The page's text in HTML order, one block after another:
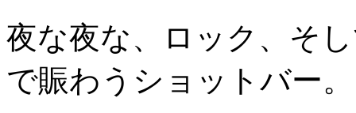
夜な夜な、ロック、そ
で賑わうショットバー。